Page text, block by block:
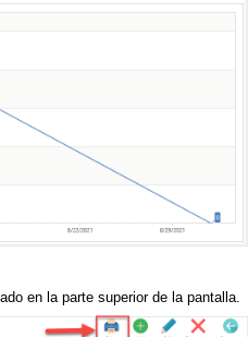
en la parte superior de la pantalla.